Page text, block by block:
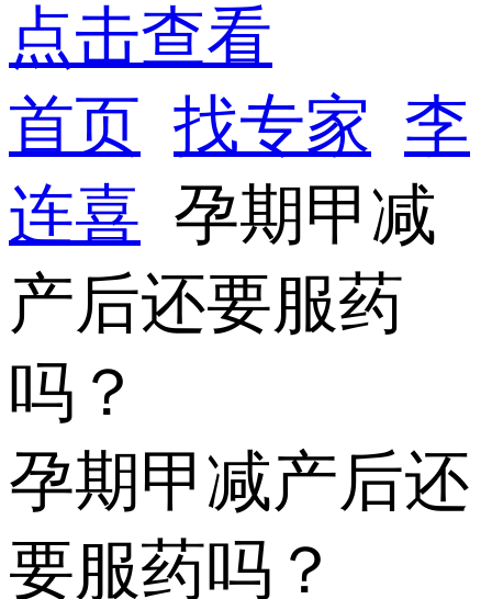
点击查看
首页 找专家 李
连喜 孕期甲减
产后还要服药
吗？
孕期甲减产后还
要服药吗？